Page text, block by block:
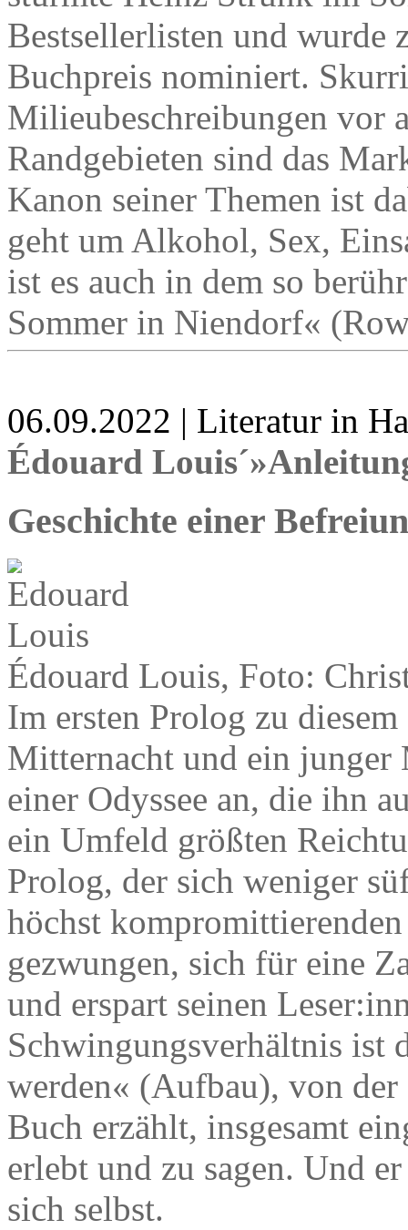
Bestsellerlisten und wurde
Buchpreis nominiert.
Milieubeschreibungen vor
Randgebieten sind das
Kanon seiner Themen ist
geht um Alkohol, Sex,
ist es auch in dem so
Sommer in Niendorf«
06.09.2022 | Literatur in
Édouard
Geschichte einer
Édouard Louis, Foto:
Im ersten Prolog zu
Mitternacht und ein junger
einer Odyssee an, die ihn
ein Umfeld größten
Prolog, der sich weniger
höchst
gezwungen, sich für eine
und erspart seinen
Schwingungsverhältnis ist
werden« (Aufbau), von
Buch erzählt, insgesamt
erlebt und zu sagen. Und
sich selbst.